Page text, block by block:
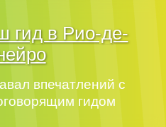
гид в Рио-де-
впечатлений с
гидом